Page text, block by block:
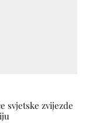
svjetske zvijezde